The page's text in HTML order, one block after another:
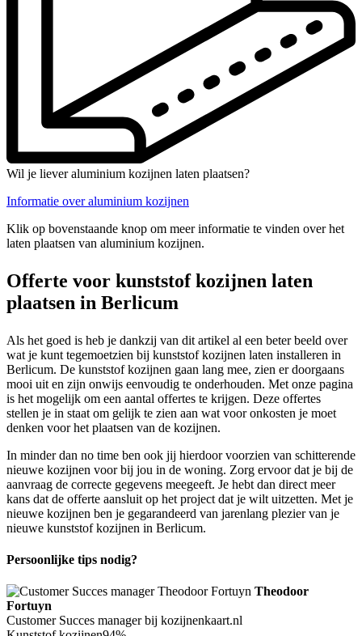
Wil je liever aluminium kozijnen laten plaatsen?
Informatie over aluminium kozijnen
Klik op bovenstaande knop om meer informatie te vinden over het
laten plaatsen van aluminium kozijnen.
Offerte voor kunststof kozijnen laten
plaatsen in Berlicum
Als het goed is heb je dankzij van dit artikel al een beter beeld over
wat je kunt tegemoetzien bij kunststof kozijnen laten installeren in
Berlicum. De kunststof kozijnen gaan lang mee, zien er doorgaans
mooi uit en zijn onwijs eenvoudig te onderhouden. Met onze pagina
is het mogelijk om een aantal offertes te krijgen. Deze offertes
stellen je in staat om gelijk te zien aan wat voor onkosten je moet
denken voor het plaatsen van de kozijnen.
In minder dan no time ben ook jij hierdoor voorzien van schitterende
nieuwe kozijnen voor bij jou in de woning. Zorg ervoor dat je bij de
aanvraag de correcte gegevens meegeeft. Je hebt dan direct meer
kans dat de offerte aansluit op het project dat je wilt uitzetten. Met je
nieuwe kozijnen ben je gegarandeerd van jarenlang plezier van je
nieuwe kunststof kozijnen in Berlicum.
Persoonlijke tips nodig?
Theodoor
Fortuyn
Customer Succes manager bij kozijnenkaart.nl